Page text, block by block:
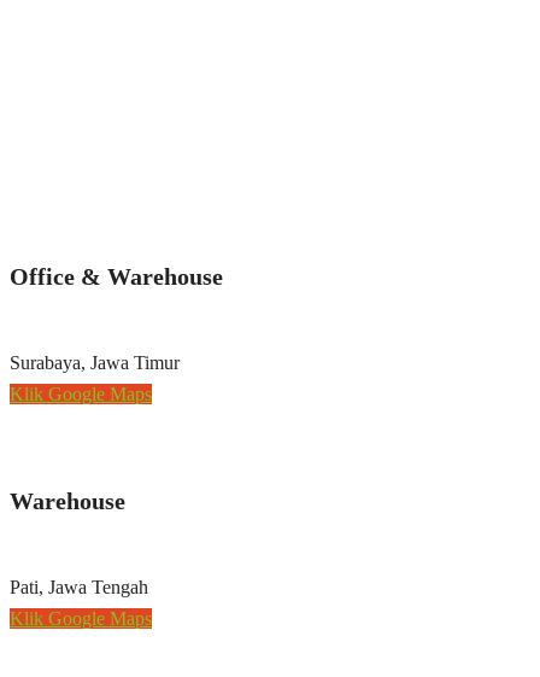
Office & Warehouse
Surabaya, Jawa Timur
Klik Google Maps
Warehouse
Pati, Jawa Tengah
Klik Google Maps